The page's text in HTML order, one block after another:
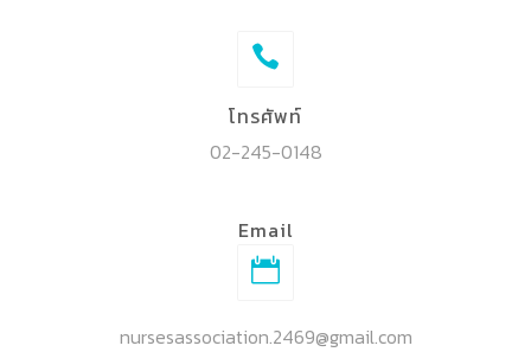
โทรศัพท์
02-245-0148
Email
nursesassociation.2469@gmail.com